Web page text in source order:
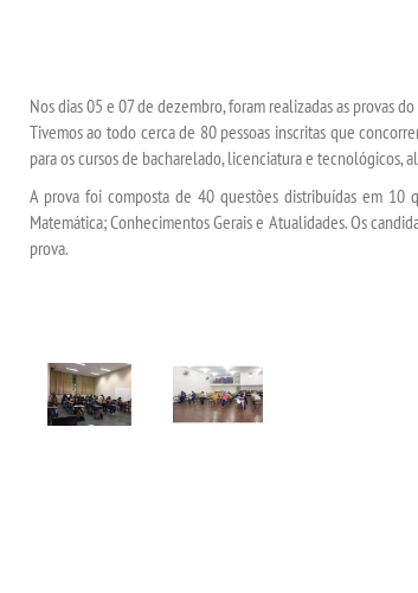
Nos dias 05 e 07 de dezembro, foram realizadas as provas
Tivemos ao todo cerca de 80 pessoas inscritas que
para os cursos de bacharelado, licenciatura e tecnológicos,
A prova foi composta de 40 questões distribuídas em 10
Matemática; Conhecimentos Gerais e Atualidades. Os
prova.